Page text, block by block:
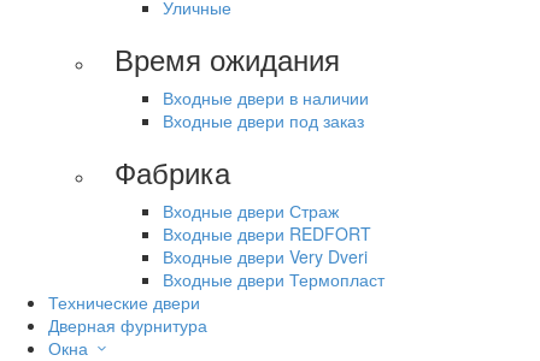
Уличные
Время ожидания
Входные двери в наличии
Входные двери под заказ
Фабрика
Входные двери Страж
Входные двери REDFORT
Входные двери Very Dveri
Входные двери Термопласт
Технические двери
Дверная фурнитура
Окна